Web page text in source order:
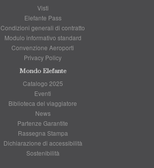
Visti
Elefante Pass
Condizioni generali di contratto
Modulo informativo standard
Convenzione Aeroporti
Privacy Policy
Mondo Elefante
Catalogo 2025
Eventi
Biblioteca del viaggiatore
News
Partenze Garantite
Rassegna Stampa
Dichiarazione di accessibilità
Sostenibilità